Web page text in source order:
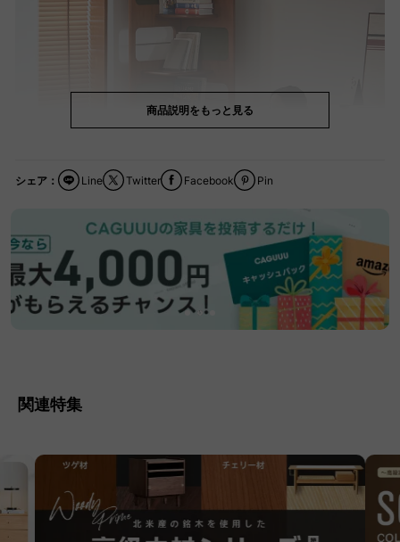
商品説明をもっと見る
シェア： Facebook
Twitter Pin
Line
関連特集